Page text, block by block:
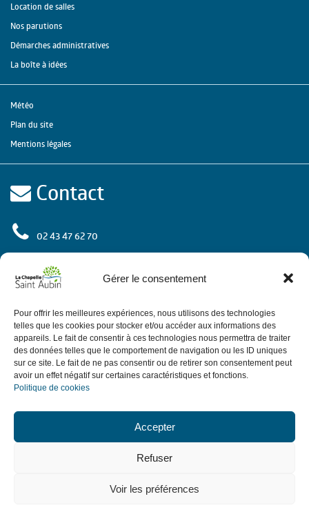
Gérer le consentement
Pour offrir les meilleures expériences, nous utilisons des technologies
telles que les cookies pour stocker et/ou accéder aux informations des
appareils. Le fait de consentir à ces technologies nous permettra de traiter
des données telles que le comportement de navigation ou les ID uniques
sur ce site. Le fait de ne pas consentir ou de retirer son consentement peut
avoir un effet négatif sur certaines caractéristiques et fonctions.
Politique de cookies
Accepter
Refuser
Voir les préférences
Location de salles
Nos parutions
Démarches administratives
La boîte à idées
Météo
Plan du site
Mentions légales
Contact
02 43 47 62 70
rue de l'Europe
72 650 La Chapelle Saint Aubin
Contactez-nous
Horaires
sauf le jeudi